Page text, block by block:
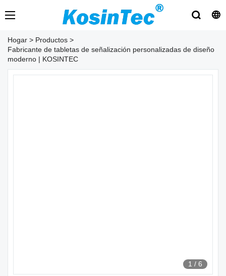
Hogar > Productos >
Fabricante de tabletas de señalización personalizadas de diseño
moderno | KOSINTEC
1 / 6